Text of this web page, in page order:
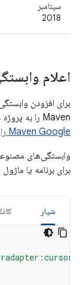
سپتامبر
2018
اعلام
Maven را به پروژه خود اضافه کنید. برای اطلاعات بیشتر،
Maven Google را
وابستگی‌های
برای برنامه یا
شیار